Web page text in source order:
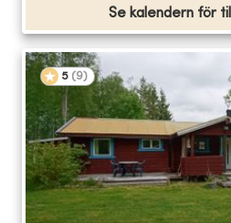
Se kalendern för
5 (9)